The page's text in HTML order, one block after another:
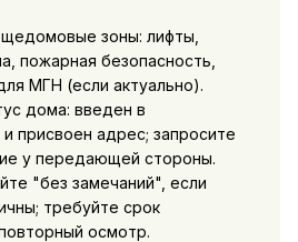
зоны: лифты,
пожарная безопасность,
МГН (если актуально).
дома: введен в
присвоен адрес; запросите
у передающей стороны.
"без замечаний", если
требуйте срок
осмотр.